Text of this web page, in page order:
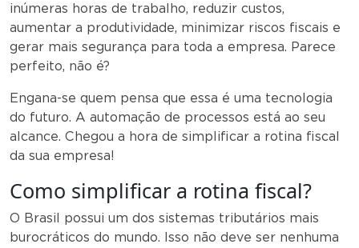
inúmeras horas de trabalho, reduzir custos,
aumentar a produtividade, minimizar riscos fiscais e
gerar mais segurança para toda a empresa. Parece
perfeito, não é?
Engana-se quem pensa que essa é uma tecnologia
do futuro. A automação de processos está ao seu
alcance. Chegou a hora de simplificar a rotina fiscal
da sua empresa!
Como simplificar a rotina fiscal?
O Brasil possui um dos sistemas tributários mais
burocráticos do mundo. Isso não deve ser nenhuma